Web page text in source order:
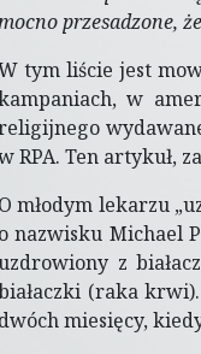
przesadzone,
tym liście jest
w
RPA. Ten artykuł,
O młodym lekarzu
o nazwisku Michael
z
(raka
dwóch miesięcy,